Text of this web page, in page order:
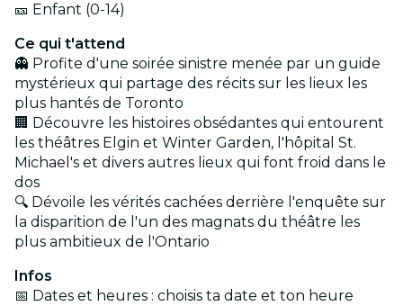
🎫 Enfant (0-14)
Ce qui t'attend
👻 Profite d'une soirée sinistre menée par un guide
mystérieux qui partage des récits sur les lieux les
plus hantés de Toronto
🏢 Découvre les histoires obsédantes qui entourent
les théâtres Elgin et Winter Garden, l'hôpital St.
Michael's et divers autres lieux qui font froid dans le
dos
🔍 Dévoile les vérités cachées derrière l'enquête sur
la disparition de l'un des magnats du théâtre les
plus ambitieux de l'Ontario
Infos
📅 Dates et heures : choisis ta date et ton heure